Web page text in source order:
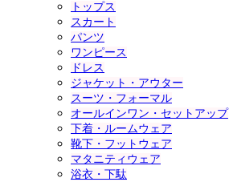
トップス
スカート
パンツ
ワンピース
ドレス
ジャケット・アウター
スーツ・フォーマル
オールインワン・セットアップ
下着・ルームウェア
靴下・フットウェア
マタニティウェア
浴衣・下駄